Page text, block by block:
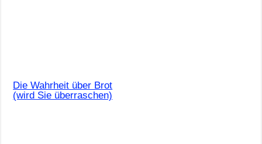
Die Wahrheit über Brot
(wird Sie überraschen)